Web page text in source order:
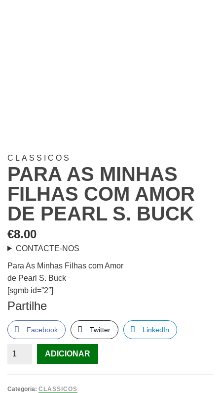
CLASSICOS
PARA AS MINHAS
FILHAS COM AMOR
DE PEARL S. BUCK
€8.00
CONTACTE-NOS
Para As Minhas Filhas com Amor
de Pearl S. Buck
[sgmb id=”2″]
Partilhe
Facebook Twitter LinkedIn
Quantidade
As
ADICIONAR
Categoria: CLASSICOS